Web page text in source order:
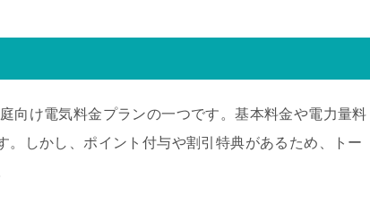
向け電気料金プランの一つです。基本料金や電力量料
しかし、ポイント付与や割引特典があるため、トー